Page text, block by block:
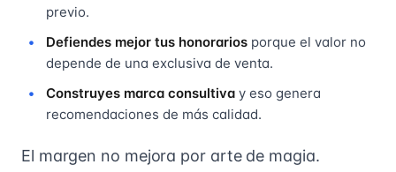
previo.
Defiendes mejor tus honorarios porque el valor no
depende de una exclusiva de venta.
Construyes marca consultiva y eso genera
recomendaciones de más calidad.
El margen no mejora por arte de magia.